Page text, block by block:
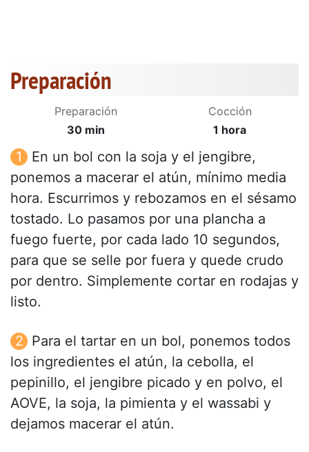
Preparación
Preparación
30 min
Cocción
1 hora
En un bol con la soja y el jengibre,
ponemos a macerar el atún, mínimo media
hora. Escurrimos y rebozamos en el sésamo
tostado. Lo pasamos por una plancha a
fuego fuerte, por cada lado 10 segundos,
para que se selle por fuera y quede crudo
por dentro. Simplemente cortar en rodajas y
listo.
Para el tartar en un bol, ponemos todos
los ingredientes el atún, la cebolla, el
pepinillo, el jengibre picado y en polvo, el
AOVE, la soja, la pimienta y el wassabi y
dejamos macerar el atún.